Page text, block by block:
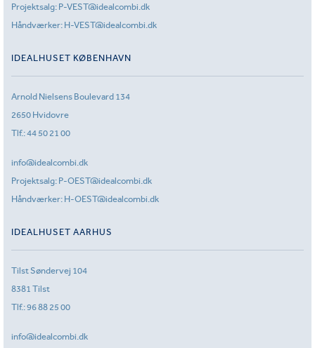
Projektsalg: P-VEST@idealcombi.dk
Håndværker: H-VEST@idealcombi.dk
IDEALHUSET KØBENHAVN
Arnold Nielsens Boulevard 134
2650 Hvidovre
Tlf.:44 50 21 00
info@idealcombi.dk
Projektsalg: P-OEST@idealcombi.dk
Håndværker: H-OEST@idealcombi.dk
IDEALHUSET AARHUS
Tilst Søndervej 104
8381 Tilst
Tlf.:96 88 25 00
info@idealcombi.dk